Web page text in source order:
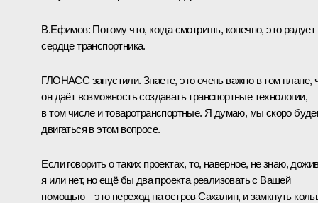
В.Ефимов: Потому что, когда смотришь, конечно, это радует
сердце транспортника.
ГЛОНАСС запустили. Знаете, это очень важно в том плане,
он даёт возможность создавать транспортные технологии,
в том числе и товаротранспортные. Я думаю, мы скоро
двигаться в этом вопросе.
Если говорить о таких проектах, то, наверное, не знаю,
я или нет, но ещё бы два проекта реализовать с Вашей
помощью – это переход на остров Сахалин, и замкнуть